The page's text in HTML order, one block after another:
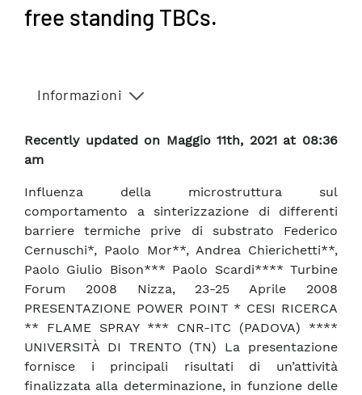
free standing TBCs.
Informazioni
Recently updated on Maggio 11th, 2021 at 08:36
am
Influenza della microstruttura sul
comportamento a sinterizzazione di differenti
barriere termiche prive di substrato Federico
Cernuschi*, Paolo Mor**, Andrea Chierichetti**,
Paolo Giulio Bison*** Paolo Scardi**** Turbine
Forum 2008 Nizza, 23-25 Aprile 2008
PRESENTAZIONE POWER POINT * CESI RICERCA
** FLAME SPRAY *** CNR-ITC (PADOVA) ****
UNIVERSITÀ DI TRENTO (TN) La presentazione
fornisce i principali risultati di un’attività
finalizzata alla determinazione, in funzione delle